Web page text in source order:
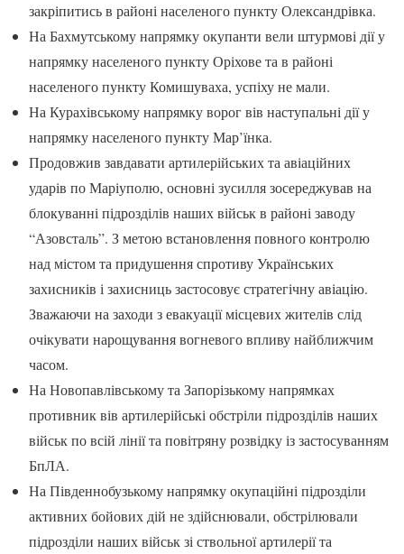
закріпитись в районі населеного пункту Олександрівка.
На Бахмутському напрямку окупанти вели штурмові дії у
напрямку населеного пункту Оріхове та в районі
населеного пункту Комишуваха, успіху не мали.
На Курахівському напрямку ворог вів наступальні дії у
напрямку населеного пункту Мар’їнка.
Продовжив завдавати артилерійських та авіаційних
ударів по Маріуполю, основні зусилля зосереджував на
блокуванні підрозділів наших військ в районі заводу
“Азовсталь”. З метою встановлення повного контролю
над містом та придушення спротиву Українських
захисників і захисниць застосовує стратегічну авіацію.
Зважаючи на заходи з евакуації місцевих жителів слід
очікувати нарощування вогневого впливу найближчим
часом.
На Новопавлівському та Запорізькому напрямках
противник вів артилерійські обстріли підрозділів наших
військ по всій лінії та повітряну розвідку із застосуванням
БпЛА.
На Південнобузькому напрямку окупаційні підрозділи
активних бойових дій не здійснювали, обстрілювали
підрозділи наших військ зі ствольної артилерії та